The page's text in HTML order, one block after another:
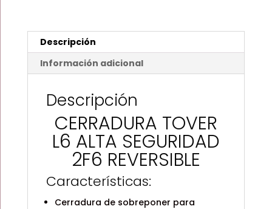
NORMAL
RESBALON
INVERTIDO
BULONES
REVERSIBLE
PROMOCION
cantidad
Descripción
Información adicional
Descripción
CERRADURA TOVER
L6 ALTA SEGURIDAD
2F6 REVERSIBLE
Características:
Cerradura de sobreponer para